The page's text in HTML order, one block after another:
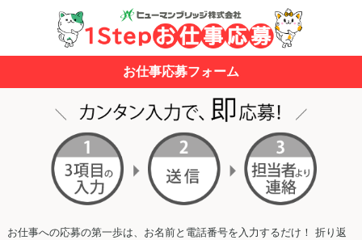
お仕事応募フォーム
お仕事への応募の第一歩は、お名前と電話番号を入力するだけ！ 折り返